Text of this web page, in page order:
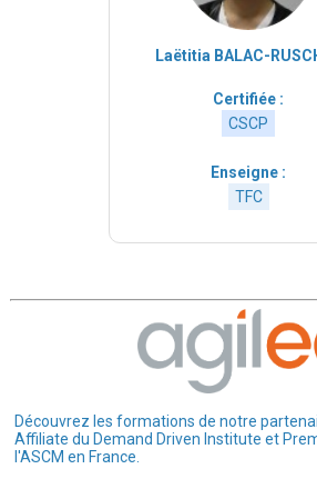
Laëtitia BALAC-
Certifiée :
CSCP
Enseigne :
TFC
Découvrez les formations de notre
Affiliate du Demand Driven Institute et
l'ASCM en France.